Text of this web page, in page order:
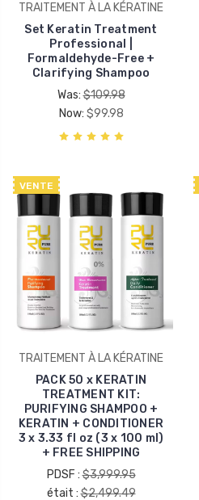
TRAITEMENT À LA KÉRATINE
Set Keratin Treatment
Professional |
Formaldehyde-Free +
Clarifying Shampoo
Was:$109.98
Now: $99.98
VENTE
TRAITEMENT À LA KÉRATINE
PACK 50 x KERATIN
TREATMENT KIT:
PURIFYING SHAMPOO +
KERATIN + CONDITIONER
3 x 3.33 fl oz (3 x 100 ml)
+ FREE SHIPPING
PDSF :$3,999.95
était :$2,499.49